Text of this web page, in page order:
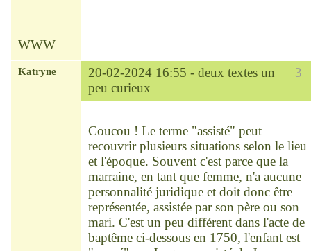
WWW
3
Katryne 20-02-2024 16:55 - deux textes un
peu curieux
Coucou ! Le terme "assisté" peut
recouvrir plusieurs situations selon le lieu
et l'époque. Souvent c'est parce que la
marraine, en tant que femme, n'a aucune
personnalité juridique et doit donc être
représentée, assistée par son père ou son
mari. C'est un peu différent dans l'acte de
baptême ci-dessous en 1750, l'enfant est